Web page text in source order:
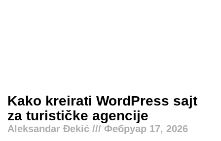
Kako kreirati WordPress sajt
za turističke agencije
Aleksandar Đekić Фебруар 17, 2026